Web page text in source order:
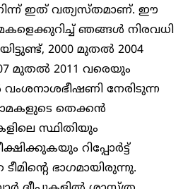
നിന്ന് ഇത് വത്യസ്തമാണ്. ഈ
ഞങ്ങൾ നിരവധി
2000 മുതൽ 2004
മുതൽ 2011 വരെയും
നേരിടുന്ന
തെക്കൻ
സ്ഥിതിയും
റിപ്പോർട്ട്
ഭാഗമായിരുന്നു.